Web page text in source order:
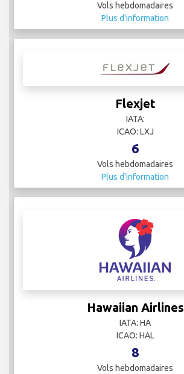
Vols hebdomadaires
Plus d'information
Flexjet
IATA:
ICAO: LXJ
6
Vols hebdomadaires
Plus d'information
Hawaiian Airlines
IATA: HA
ICAO: HAL
8
Vols hebdomadaires